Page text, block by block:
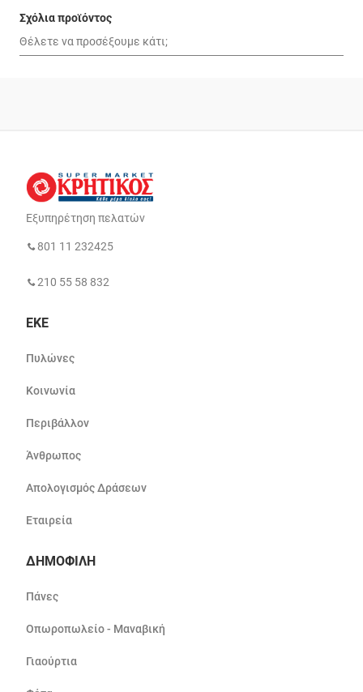
Σχόλια προϊόντος
Εξυπηρέτηση πελατών
801 11 232425
210 55 58 832
ΕΚΕ
Πυλώνες
Κοινωνία
Περιβάλλον
Άνθρωπος
Απολογισμός Δράσεων
Εταιρεία
ΔΗΜΟΦΙΛΗ
Πάνες
Οπωροπωλείο - Μαναβική
Γιαούρτια